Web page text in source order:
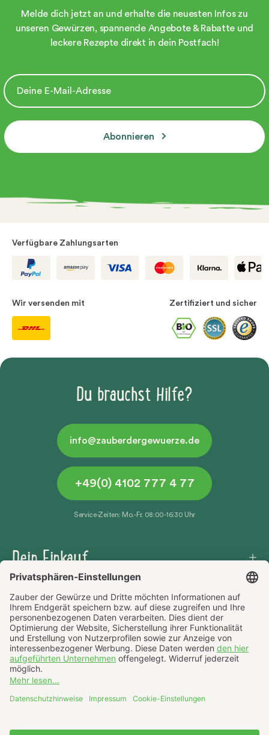
Melde dich jetzt an und erhalte die neuesten Infos zu
unseren Gewürzen, spannende Angebote & Rabatte und
leckere Rezepte direkt in dein Postfach!
Abonnieren
Verfügbare Zahlungsarten
Wir versenden mit Zertifiziert und sicher
Du brauchst Hilfe?
info@zauberdergewuerze.de
+49(0) 4102 777 4 77
Service-Zeiten: Mo.-Fr. 08:00-16:30 Uhr
Dein Einkauf
Häufige Fragen
Über uns
AGB